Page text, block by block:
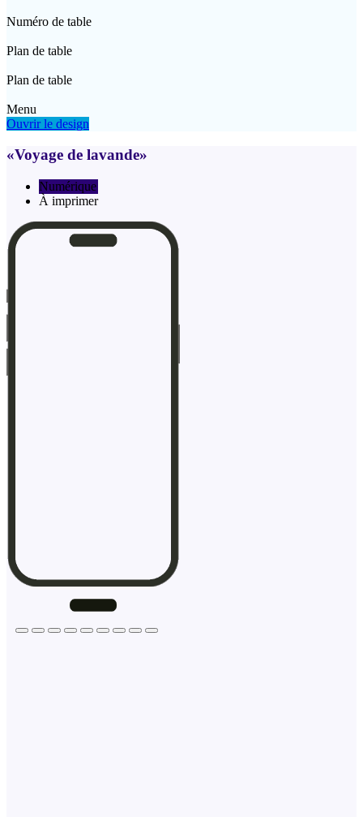
Numéro de table
Plan de table
Plan de table
Menu
Ouvrir le design
«Voyage de lavande»
Numérique
À imprimer